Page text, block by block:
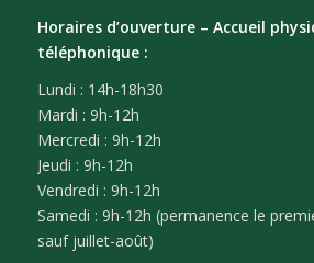
Horaires d’ouverture – Accueil
téléphonique :
Lundi : 14h-18h30
Mardi : 9h-12h
Mercredi : 9h-12h
Jeudi : 9h-12h
Vendredi : 9h-12h
Samedi : 9h-12h (permanence le
sauf juillet-août)